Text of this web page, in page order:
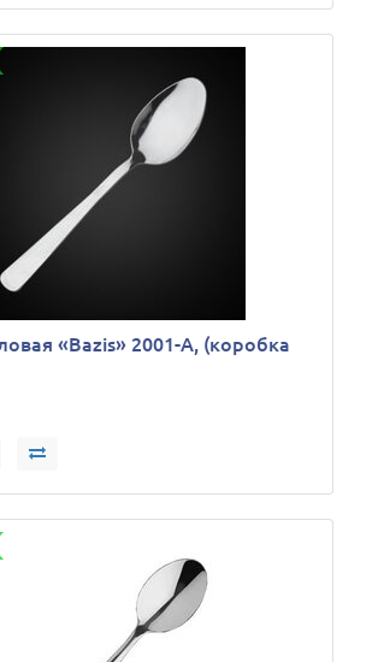
«Bazis» 2001-A, (коробка